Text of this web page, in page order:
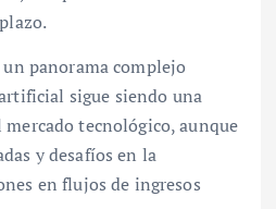
panorama complejo
sigue siendo una
tecnológico, aunque
y desafíos en la
en flujos de ingresos